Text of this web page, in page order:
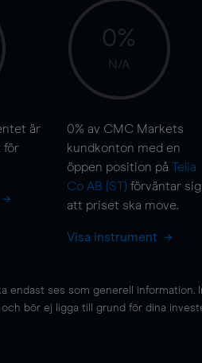
är
för
0%
N/A
0% av CMC Markets
kundkonton med en
öppen position på Telia
Co AB (ST) förväntar sig
att priset ska move.
Visa instrument
endast ses som generell information.
bör ej ligga till grund för dina